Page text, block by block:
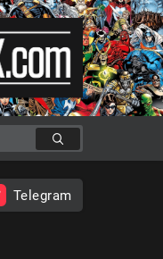
Telegram